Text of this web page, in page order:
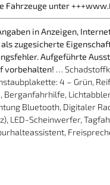
Fahrzeuge unter
in Anzeigen,
zugesicherte
Aufgeführte
vorbehalten! …
4 – Grün,
Berganfahrhilfe,
Bluetooth, Digitaler
LED-Scheinwerfer,